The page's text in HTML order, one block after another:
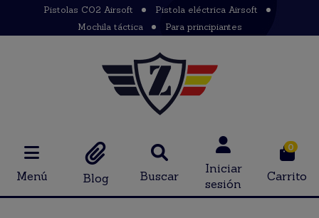
Pistolas CO2 Airsoft
Pistola eléctrica Airsoft
Mochila táctica
Para principiantes
Menú Blog Buscar
Iniciar
sesión
0
Carrito